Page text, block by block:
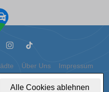
Alle Cookies ablehnen
Über Uns Impressum
Cookies